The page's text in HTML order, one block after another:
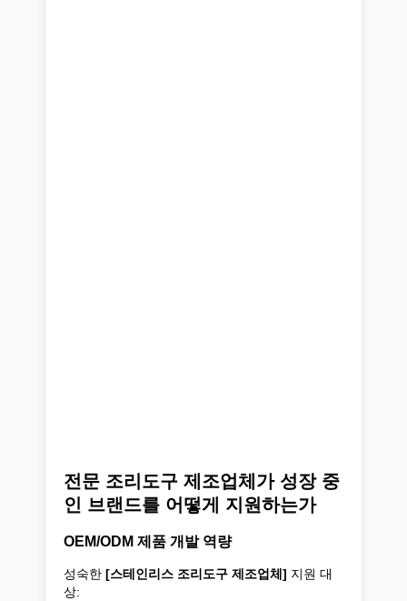
전문 조리도구 제조업체가 성장 중
인 브랜드를 어떻게 지원하는가
OEM/ODM 제품 개발 역량
성숙한 [스테인리스 조리도구 제조업체] 지원 대
상: